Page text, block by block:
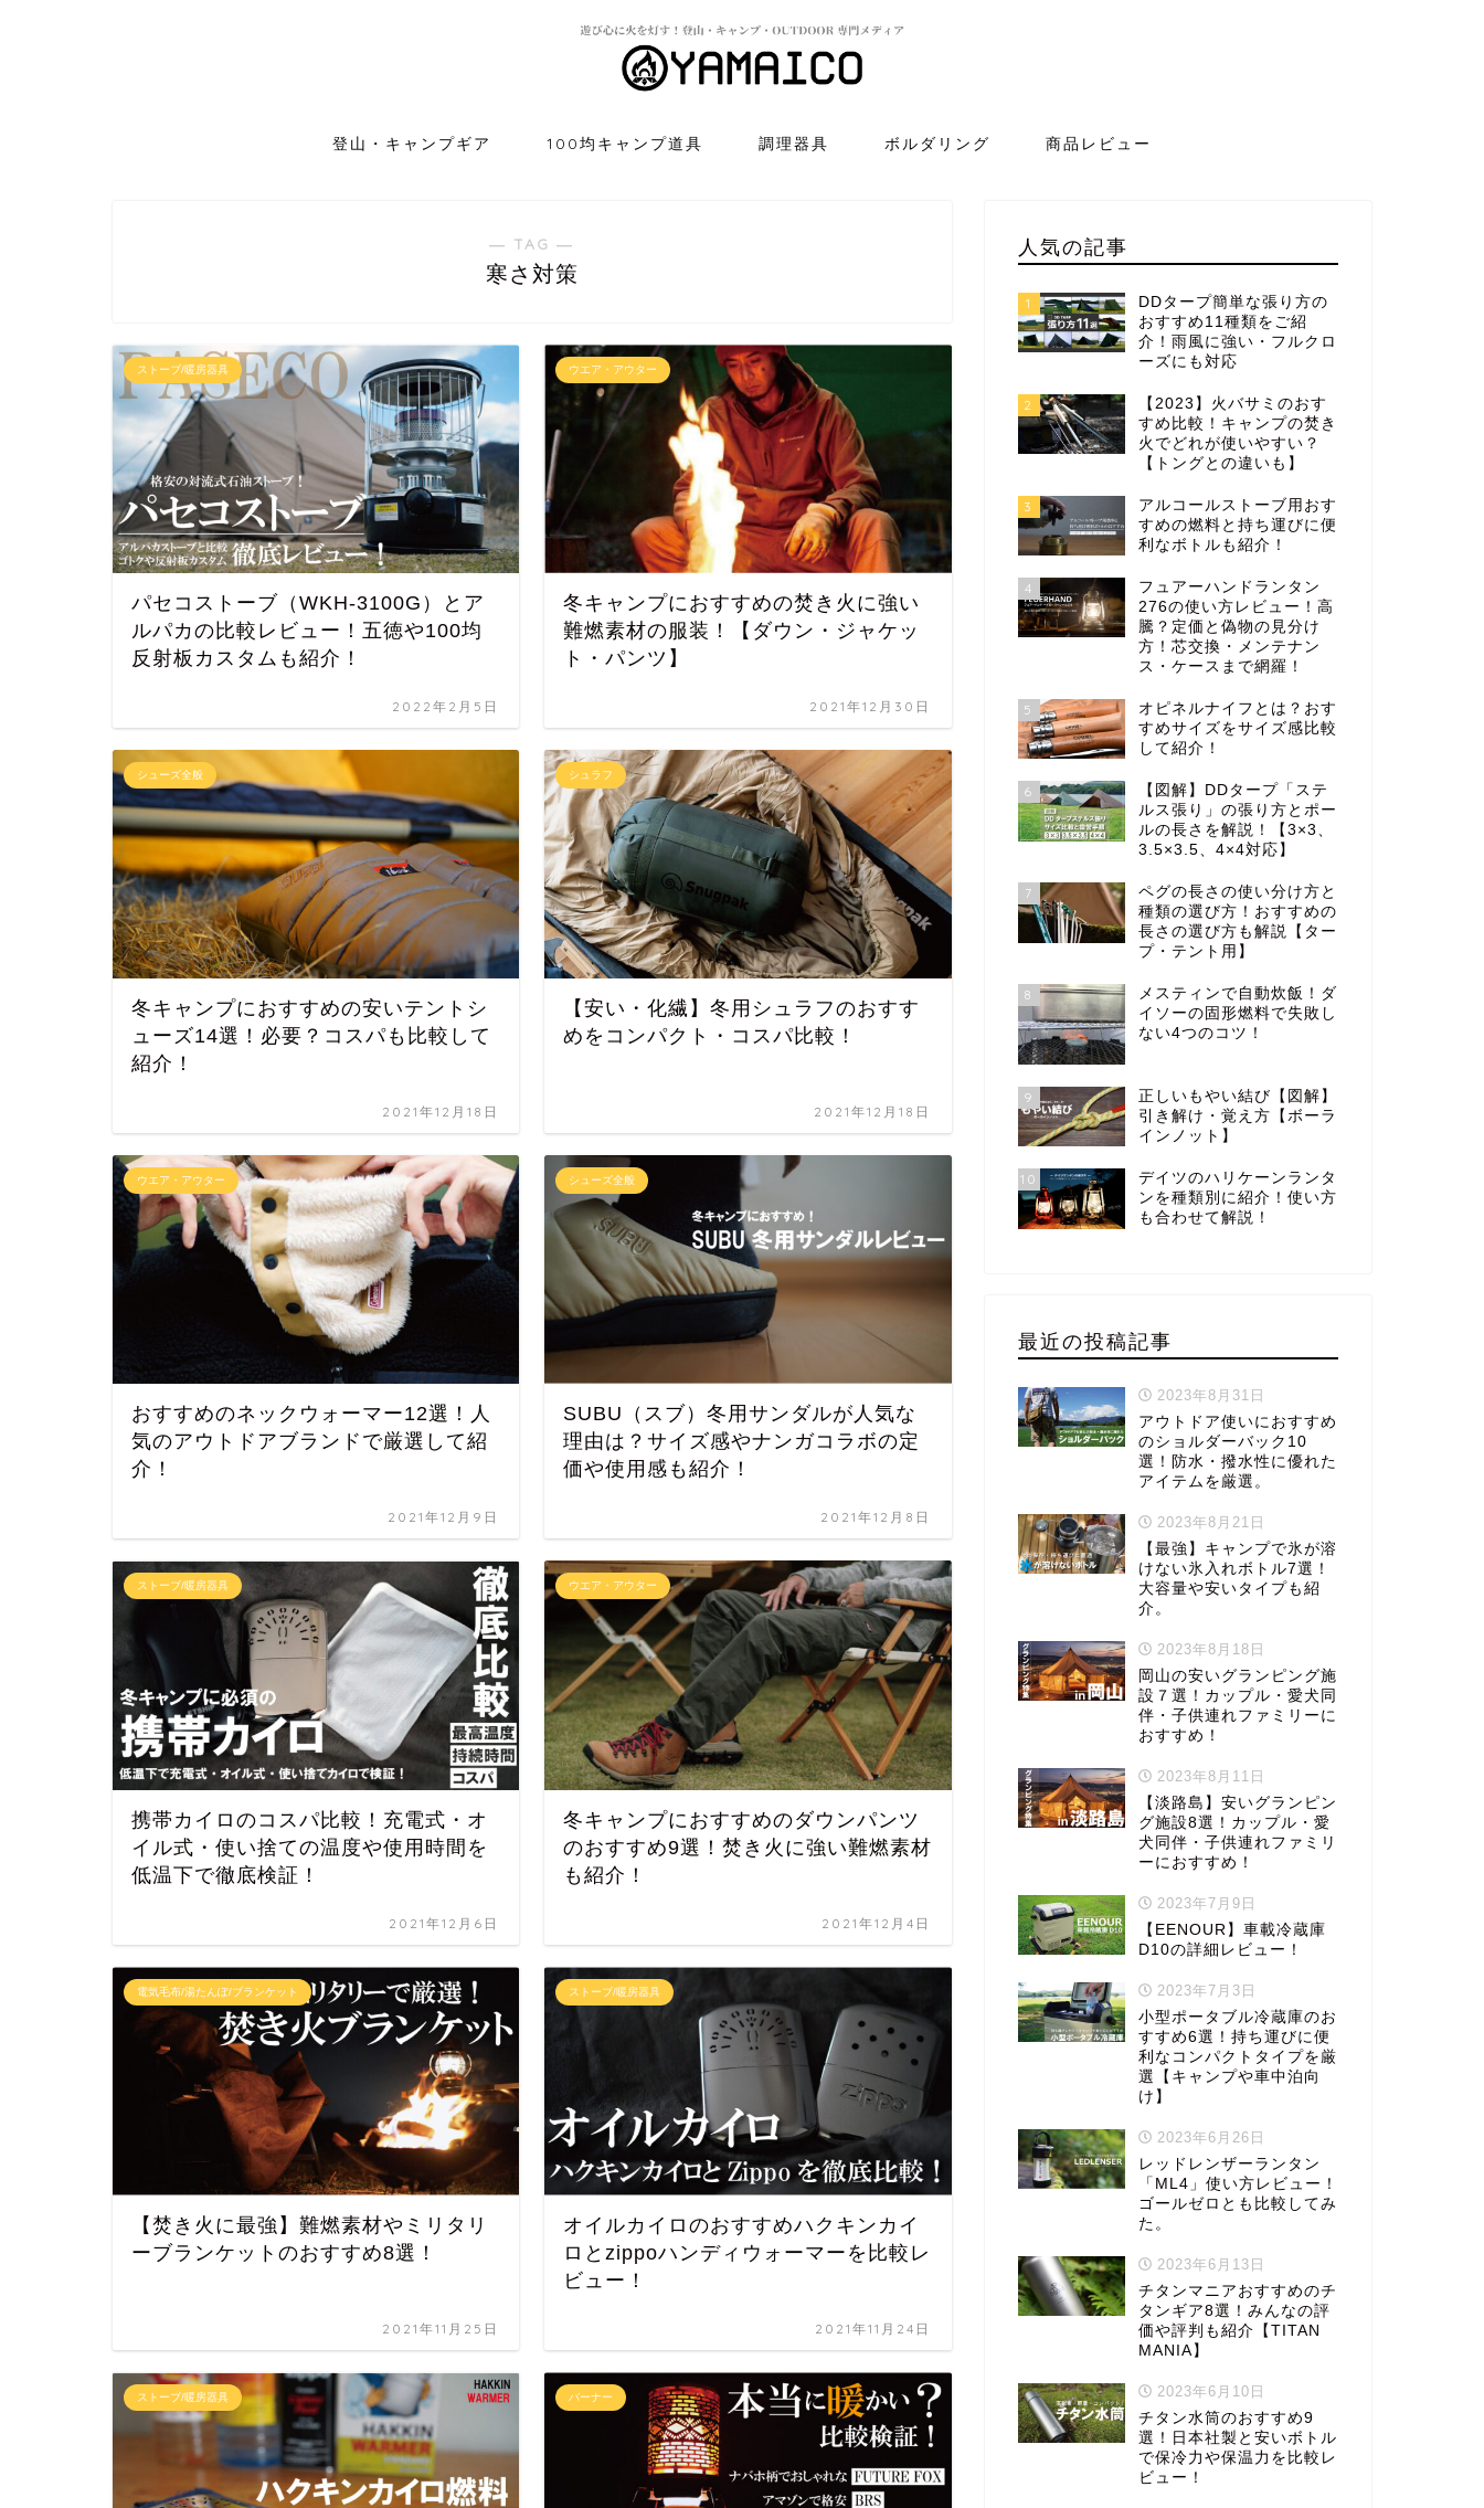
登山・キャンプギア 100均キャンプ道具 調理器具 ボルダリング 商品レビュー
― TAG ―
寒さ対策
ストーブ/暖房器具
パセコストーブ（WKH-3100G）とア
ルパカの比較レビュー！五徳や100均
反射板カスタムも紹介！
2022年2月5日
ウエア・アウター
冬キャンプにおすすめの焚き火に強い
難燃素材の服装！【ダウン・ジャケッ
ト・パンツ】
2021年12月30日
シューズ全般
冬キャンプにおすすめの安いテントシ
ューズ14選！必要？コスパも比較して
紹介！
2021年12月18日
シュラフ
【安い・化繊】冬用シュラフのおすす
めをコンパクト・コスパ比較！
2021年12月18日
ウエア・アウター
おすすめのネックウォーマー12選！人
気のアウトドアブランドで厳選して紹
介！
2021年12月9日
シューズ全般
SUBU（スブ）冬用サンダルが人気な
理由は？サイズ感やナンガコラボの定
価や使用感も紹介！
2021年12月8日
ストーブ/暖房器具
携帯カイロのコスパ比較！充電式・オ
イル式・使い捨ての温度や使用時間を
低温下で徹底検証！
2021年12月6日
ウエア・アウター
冬キャンプにおすすめのダウンパンツ
のおすすめ9選！焚き火に強い難燃素材
も紹介！
2021年12月4日
電気毛布/湯たんぽ/ブランケット
【焚き火に最強】難燃素材やミリタリ
ーブランケットのおすすめ8選！
2021年11月25日
ストーブ/暖房器具
オイルカイロのおすすめハクキンカイ
ロとzippoハンディウォーマーを比較レ
ビュー！
2021年11月24日
ストーブ/暖房器具 バーナー
人気の記事
1
DDタープ簡単な張り方の
おすすめ11種類をご紹
介！雨風に強い・フルクロ
ーズにも対応
2
【2023】火バサミのおす
すめ比較！キャンプの焚き
火でどれが使いやすい？
【トングとの違いも】
3
アルコールストーブ用おす
すめの燃料と持ち運びに便
利なボトルも紹介！
4
フュアーハンドランタン
276の使い方レビュー！高
騰？定価と偽物の見分け
方！芯交換・メンテナン
ス・ケースまで網羅！
5
オピネルナイフとは？おす
すめサイズをサイズ感比較
して紹介！
6
【図解】DDタープ「ステ
ルス張り」の張り方とポー
ルの長さを解説！【3×3、
3.5×3.5、4×4対応】
7
ペグの長さの使い分け方と
種類の選び方！おすすめの
長さの選び方も解説【ター
プ・テント用】
8
メスティンで自動炊飯！ダ
イソーの固形燃料で失敗し
ない4つのコツ！
9
正しいもやい結び【図解】
引き解け・覚え方【ボーラ
インノット】
10
デイツのハリケーンランタ
ンを種類別に紹介！使い方
も合わせて解説！
最近の投稿記事
2023年8月31日
アウトドア使いにおすすめ
のショルダーバック10
選！防水・撥水性に優れた
アイテムを厳選。
2023年8月21日
【最強】キャンプで氷が溶
けない氷入れボトル7選！
大容量や安いタイプも紹
介。
2023年8月18日
岡山の安いグランピング施
設７選！カップル・愛犬同
伴・子供連れファミリーに
おすすめ！
2023年8月11日
【淡路島】安いグランピン
グ施設8選！カップル・愛
犬同伴・子供連れファミリ
ーにおすすめ！
2023年7月9日
【EENOUR】車載冷蔵庫
D10の詳細レビュー！
2023年7月3日
小型ポータブル冷蔵庫のお
すすめ6選！持ち運びに便
利なコンパクトタイプを厳
選【キャンプや車中泊向
け】
2023年6月26日
レッドレンザーランタン
「ML4」使い方レビュー！
ゴールゼロとも比較してみ
た。
2023年6月13日
チタンマニアおすすめのチ
タンギア8選！みんなの評
価や評判も紹介【TITAN
MANIA】
2023年6月10日
チタン水筒のおすすめ9
選！日本社製と安いボトル
で保冷力や保温力を比較レ
ビュー！